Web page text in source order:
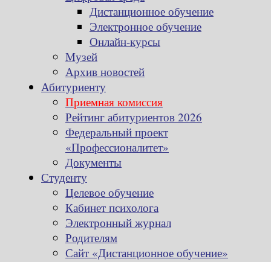
Дистанционное обучение
Электронное обучение
Онлайн-курсы
Музей
Архив новостей
Абитуриенту
Приемная комиссия
Рейтинг абитуриентов 2026
Федеральный проект
«Профессионалитет»
Документы
Студенту
Целевое обучение
Кабинет психолога
Электронный журнал
Родителям
Сайт «Дистанционное обучение»